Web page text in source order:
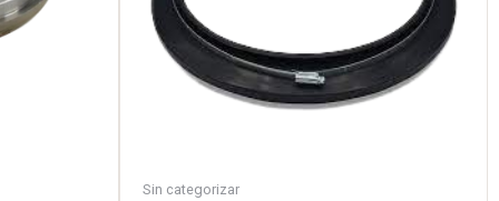
Sin categorizar